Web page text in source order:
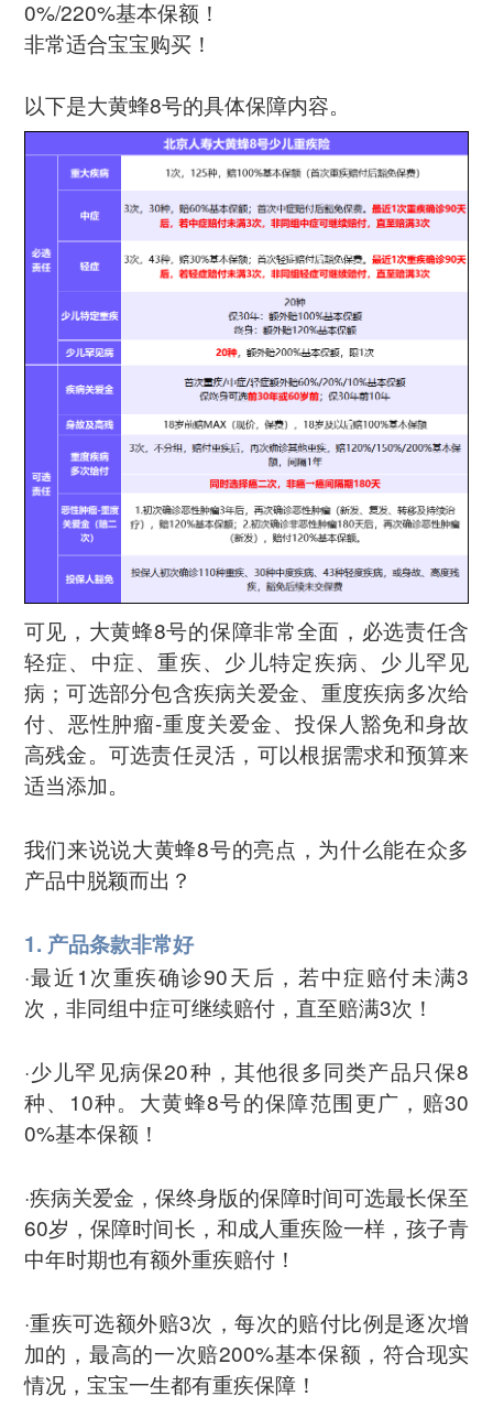
0%/220%基本保额！
非常适合宝宝购买！
以下是大黄蜂8号的具体保障内容。
可见，大黄蜂8号的保障非常全面，必选责任含
轻症、中症、重疾、少儿特定疾病、少儿罕见
病；可选部分包含疾病关爱金、重度疾病多次给
付、恶性肿瘤-重度关爱金、投保人豁免和身故
高残金。可选责任灵活，可以根据需求和预算来
适当添加。
我们来说说大黄蜂8号的亮点，为什么能在众多
产品中脱颖而出？
1. 产品条款非常好
·最近1次重疾确诊90天后，若中症赔付未满3
次，非同组中症可继续赔付，直至赔满3次！
·少儿罕见病保20种，其他很多同类产品只保8
种、10种。大黄蜂8号的保障范围更广，赔30
0%基本保额！
·疾病关爱金，保终身版的保障时间可选最长保至
60岁，保障时间长，和成人重疾险一样，孩子青
中年时期也有额外重疾赔付！
·重疾可选额外赔3次，每次的赔付比例是逐次增
加的，最高的一次赔200%基本保额，符合现实
情况，宝宝一生都有重疾保障！